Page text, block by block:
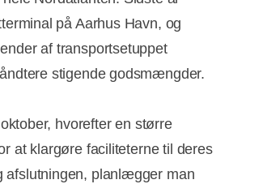
på Aarhus Havn, og
af transportsetuppet
stigende godsmængder.
hvorefter en større
at klargøre faciliteterne til deres
afslutningen, planlægger man